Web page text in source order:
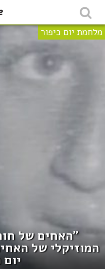
מלחמת יום כיפור
המוזיקלי של